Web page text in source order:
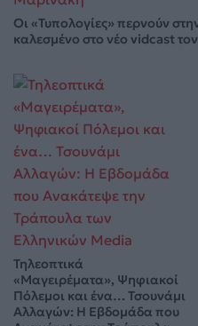
Οι «Τυπολογίες» περνούν
καλεσμένο στο νέο vidcast
Τηλεοπτικά
«Μαγειρέματα», Ψηφιακοί
Πόλεμοι και ένα… Τσουνάμι
Αλλαγών: Η Εβδομάδα που